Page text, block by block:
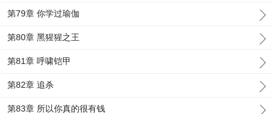
第79章 你学过瑜伽
第80章 黑猩猩之王
第81章 呼啸铠甲
第82章 追杀
第83章 所以你真的很有钱